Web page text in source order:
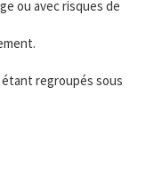
ou avec risques de
regroupés sous